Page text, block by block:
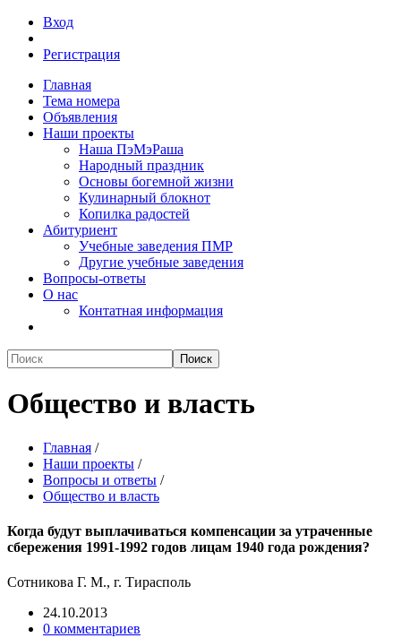
Вход
Регистрация
Главная
Тема номера
Объявления
Наши проекты
Наша ПэМэРаша
Народный праздник
Основы богемной жизни
Кулинарный блокнот
Копилка радостей
Абитуриент
Учебные заведения ПМР
Другие учебные заведения
Вопросы-ответы
О нас
Контатная информация
Поиск
Общество и власть
Главная /
Наши проекты /
Вопросы и ответы /
Общество и власть
Когда будут выплачиваться компенсации за утраченные
сбережения 1991-1992 годов лицам 1940 года рождения?
Сотникова Г. М., г. Тирасполь
24.10.2013
0 комментариев